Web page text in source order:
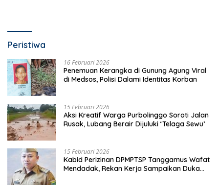
Peristiwa
16 Februari 2026
Penemuan Kerangka di Gunung Agung Viral
di Medsos, Polisi Dalami Identitas Korban
15 Februari 2026
Aksi Kreatif Warga Purbolinggo Soroti Jalan
Rusak, Lubang Berair Dijuluki ‘Telaga Sewu’
15 Februari 2026
Kabid Perizinan DPMPTSP Tanggamus Wafat
Mendadak, Rekan Kerja Sampaikan Duka